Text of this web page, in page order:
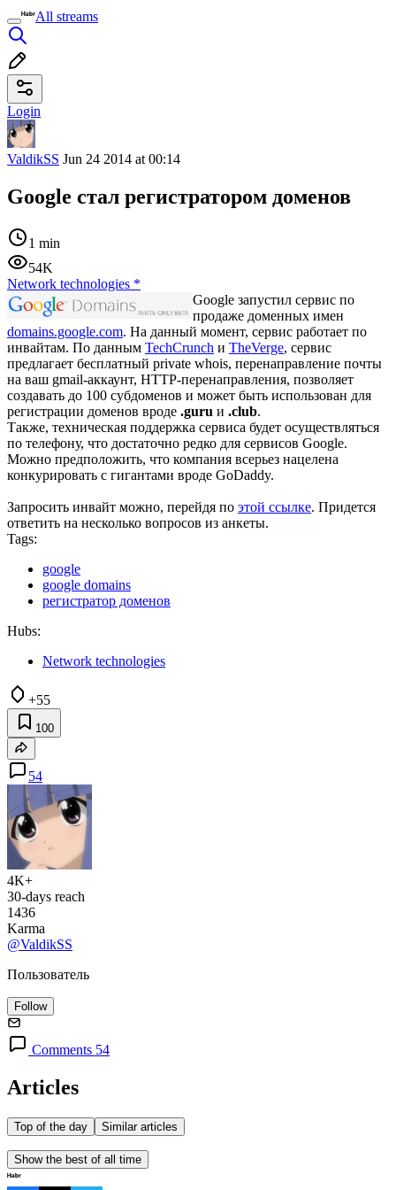
All streams
Login
ValdikSS Jun 24 2014 at 00:14
Google стал регистратором доменов
1 min
54K
Network technologies *
Google запустил сервис по
продаже доменных имен
domains.google.com. На данный момент, сервис работает по
инвайтам. По данным TechCrunch и TheVerge, сервис
предлагает бесплатный private whois, перенаправление почты
на ваш gmail-аккаунт, HTTP-перенаправления, позволяет
создавать до 100 субдоменов и может быть использован для
регистрации доменов вроде .guru и .club.
Также, техническая поддержка сервиса будет осуществляться
по телефону, что достаточно редко для сервисов Google.
Можно предположить, что компания всерьез нацелена
конкурировать с гигантами вроде GoDaddy.
Запросить инвайт можно, перейдя по этой ссылке. Придется
ответить на несколько вопросов из анкеты.
Tags:
google
google domains
регистратор доменов
Hubs:
Network technologies
+55
100
54
4K+
30-days reach
1436
Karma
@ValdikSS
Пользователь
Follow
Comments 54
Articles
Top of the day Similar articles
Show the best of all time